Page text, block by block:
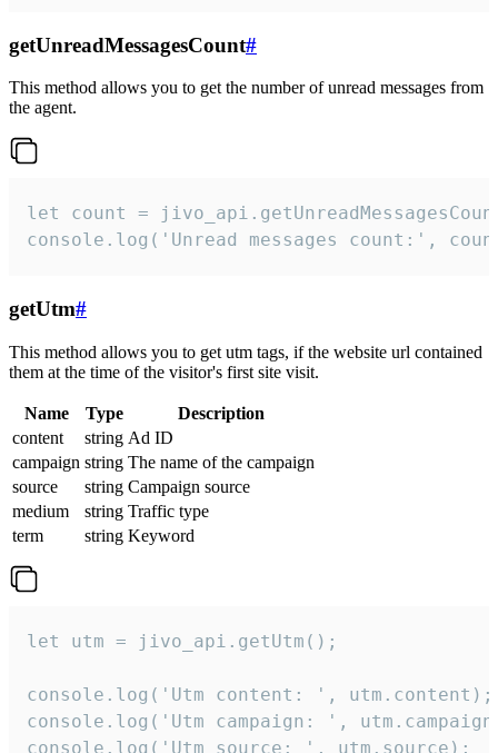
getUnreadMessagesCount#
This method allows you to get the number of unread messages from
the agent.
let count =
console.log('Unread messages count:',
getUtm#
This method allows you to get utm tags, if the website url contained
them at the time of the visitor's first site visit.
Name Type
Description
content
string Ad ID
campaign string The name of the campaign
source
string Campaign source
medium
string Traffic type
term
string Keyword
let utm = jivo_api.getUtm();
console.log('Utm content: ', utm.content);
console.log('Utm campaign: ',
console.log('Utm source: ', utm.source);